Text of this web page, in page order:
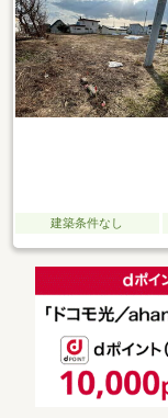
建築条件なし